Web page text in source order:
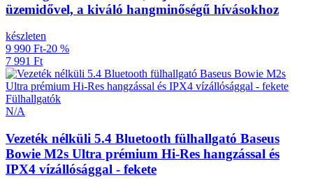
üzemidővel, a kiváló hangminőségű hívásokhoz
készleten
9 990 Ft-20 %
7 991 Ft
Fülhallgatók
N/A
Vezeték nélküli 5.4 Bluetooth fülhallgató Baseus
Bowie M2s Ultra prémium Hi-Res hangzással és
IPX4 vízállósággal - fekete